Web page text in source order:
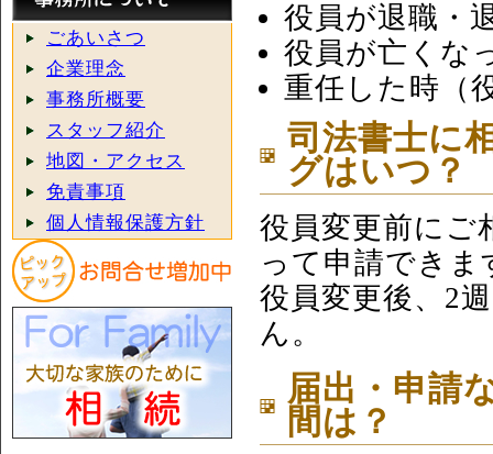
役員が退職・
役員が亡くな
重任した時（
司法書士に
グはいつ？
役員変更前にご
って申請できま
役員変更後、2
ん。
届出・申請
間は？
ごあいさつ
企業理念
事務所概要
スタッフ紹介
地図・アクセス
免責事項
個人情報保護方針